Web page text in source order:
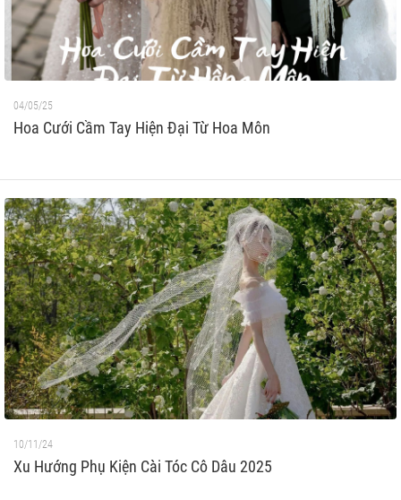
04/05/25
Hoa Cưới Cầm Tay Hiện Đại Từ Hoa Môn
10/11/24
Xu Hướng Phụ Kiện Cài Tóc Cô Dâu 2025